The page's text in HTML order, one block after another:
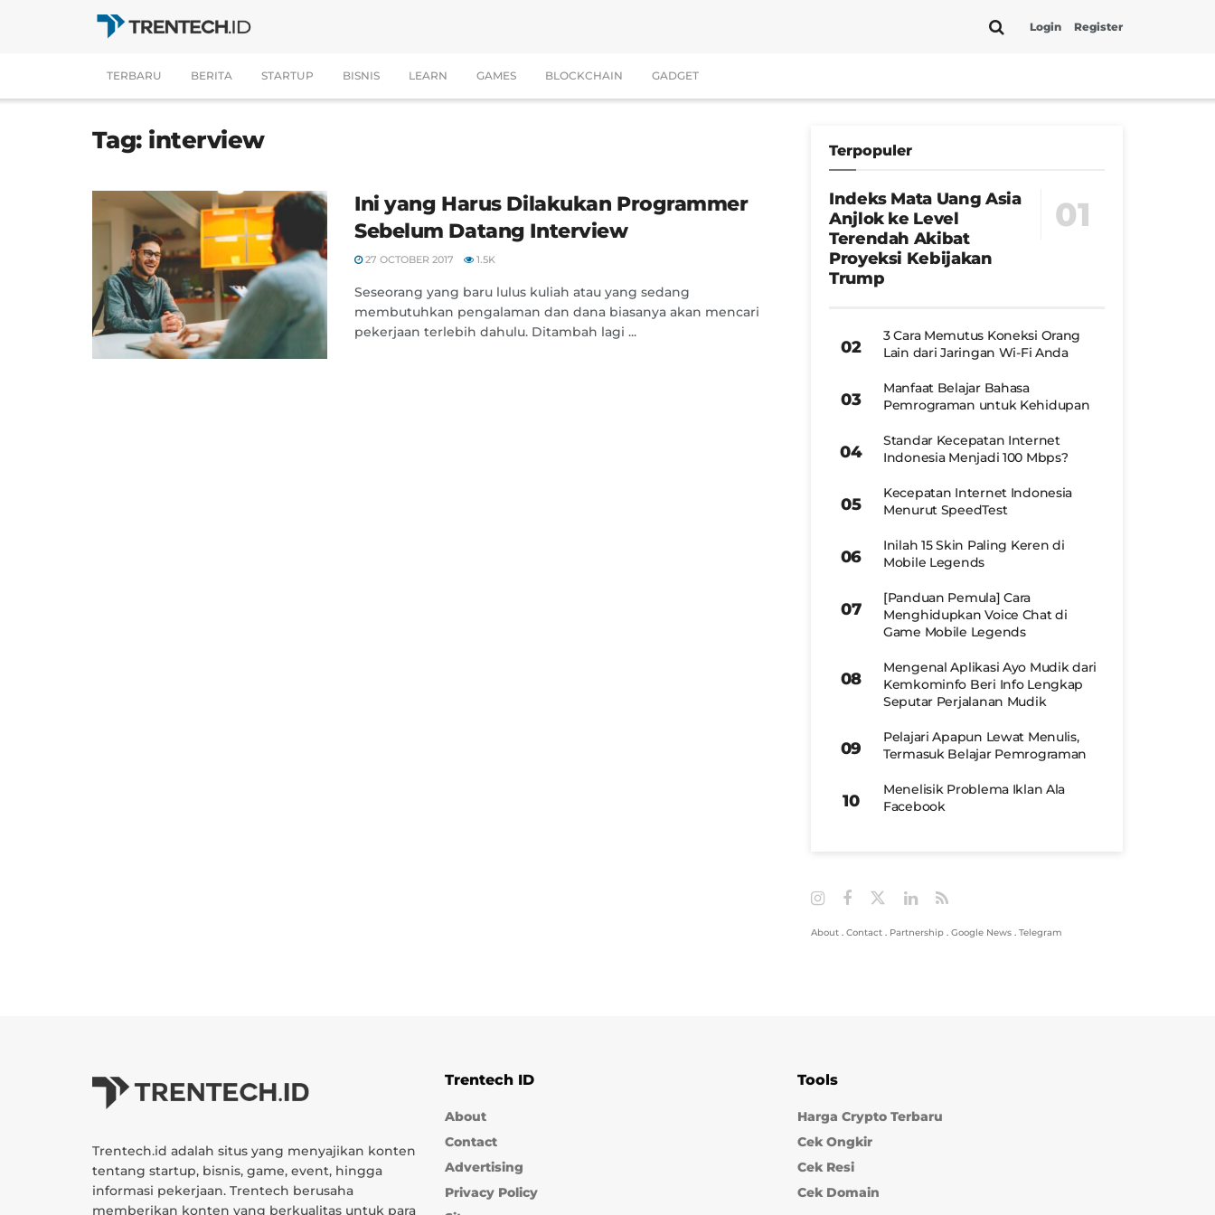
Login Register
TERBARU BERITA STARTUP BISNIS LEARN GAMES BLOCKCHAIN GADGET
Tag: interview
Ini yang Harus Dilakukan Programmer
Sebelum Datang Interview
27 OCTOBER 2017 1.5K
Seseorang yang baru lulus kuliah atau yang sedang
membutuhkan pengalaman dan dana biasanya akan mencari
pekerjaan terlebih dahulu. Ditambah lagi ...
Terpopuler
Indeks Mata Uang Asia
Anjlok ke Level
Terendah Akibat
Proyeksi Kebijakan
Trump
3 Cara Memutus Koneksi Orang
Lain dari Jaringan Wi-Fi Anda
Manfaat Belajar Bahasa
Pemrograman untuk Kehidupan
Standar Kecepatan Internet
Indonesia Menjadi 100 Mbps?
Kecepatan Internet Indonesia
Menurut SpeedTest
Inilah 15 Skin Paling Keren di
Mobile Legends
[Panduan Pemula] Cara
Menghidupkan Voice Chat di
Game Mobile Legends
Mengenal Aplikasi Ayo Mudik dari
Kemkominfo Beri Info Lengkap
Seputar Perjalanan Mudik
Pelajari Apapun Lewat Menulis,
Termasuk Belajar Pemrograman
Menelisik Problema Iklan Ala
Facebook
About . Contact . Partnership . Google News . Telegram
Trentech.id adalah situs yang menyajikan konten
tentang startup, bisnis, game, event, hingga
informasi pekerjaan. Trentech berusaha
memberikan konten yang berkualitas untuk para
Trentech ID
About
Contact
Advertising
Privacy Policy
Tools
Harga Crypto Terbaru
Cek Ongkir
Cek Resi
Cek Domain